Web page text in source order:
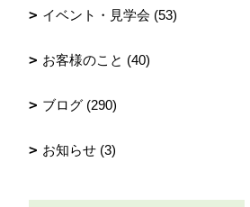
イベント・見学会 (53)
お客様のこと (40)
ブログ (290)
お知らせ (3)